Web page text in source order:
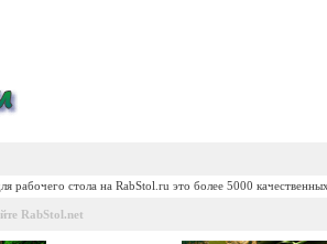
рабочего стола на RabStol.ru это более 5000
RabStol.net